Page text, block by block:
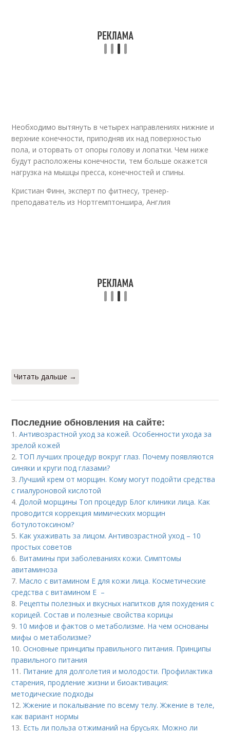
Необходимо вытянуть в четырех направлениях нижние и
верхние конечности, приподняв их над поверхностью
пола, и оторвать от опоры голову и лопатки. Чем ниже
будут расположены конечности, тем больше окажется
нагрузка на мышцы пресса, конечностей и спины.
Кристиан Финн, эксперт по фитнесу, тренер-
преподаватель из Нортгемптоншира, Англия
Читать дальше →
Последние обновления на сайте:
1.Антивозрастной уход за кожей. Особенности ухода за
зрелой кожей
2. ТОП лучших процедур вокруг глаз. Почему появляются
синяки и круги под глазами?
3.Лучший крем от морщин. Кому могут подойти средства
с гиалуроновой кислотой
4.Долой морщины Топ процедур Блог клиники лица. Как
проводится коррекция мимических морщин
ботулотоксином?
5. Как ухаживать за лицом. Антивозрастной уход – 10
простых советов
6. Витамины при заболеваниях кожи. Симптомы
авитаминоза
7. Масло с витамином Е для кожи лица. Косметические
средства с витамином Е –
8. Рецепты полезных и вкусных напитков для похудения с
корицей. Состав и полезные свойства корицы
9. 10 мифов и фактов о метаболизме. На чем основаны
мифы о метаболизме?
10.Основные принципы правильного питания. Принципы
правильного питания
11. Питание для долголетия и молодости. Профилактика
старения, продление жизни и биоактивация:
методические подходы
12.Жжение и покалывание по всему телу. Жжение в теле,
как вариант нормы
13. Есть ли польза отжиманий на брусьях. Можно ли